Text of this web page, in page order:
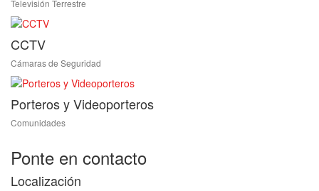
Televisión Terrestre
CCTV
Cámaras de Seguridad
Porteros y Videoporteros
Comunidades
Ponte en contacto
Localización